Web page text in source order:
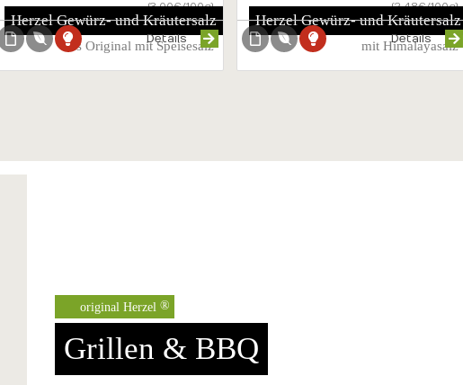
Herzel Gewürz- und Kräutersalz
das Original mit Speisesalz
{3.00€/100g}
Details
Herzel Gewürz- und Kräutersalz
mit Himalayasalz
{2.48€/100g}
Details
original Herzel
Grillen & BBQ